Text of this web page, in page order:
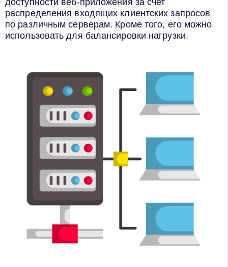
распределения входящих клиентских запросов
по различным серверам. Кроме того, его можно
использовать для балансировки нагрузки.